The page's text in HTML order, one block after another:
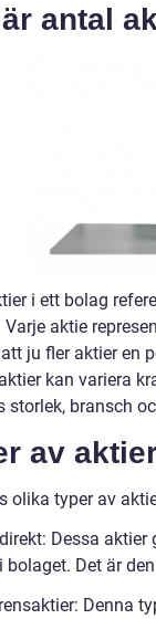
antal
i ett bolag
aktie
ju fler aktier en
kan variera
storlek, bransch
av
olika typer av
Dessa aktier
bolaget. Det är
Denna